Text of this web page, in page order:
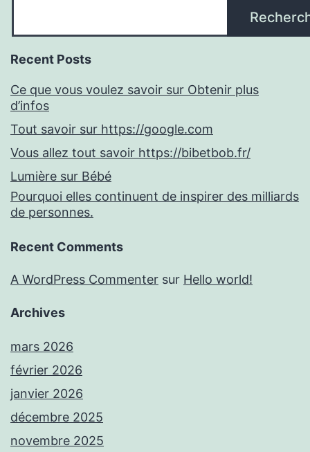
Recent Posts
Ce que vous voulez savoir sur Obtenir plus
d’infos
Tout savoir sur https://google.com
Vous allez tout savoir https://bibetbob.fr/
Lumière sur Bébé
Pourquoi elles continuent de inspirer des milliards
de personnes.
Recent Comments
A WordPress Commenter sur Hello world!
Archives
mars 2026
février 2026
janvier 2026
décembre 2025
novembre 2025